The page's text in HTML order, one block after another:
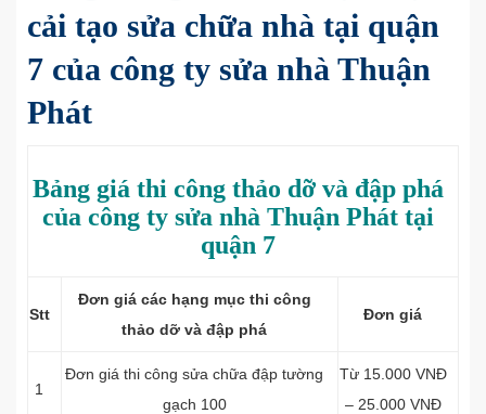
cải tạo sửa chữa nhà tại quận
7 của công ty sửa nhà Thuận
Phát
Bảng giá thi công thảo dỡ và đập phá
của công ty sửa nhà Thuận Phát tại
quận 7
Stt
Đơn giá các hạng mục thi công
thảo dỡ và đập phá
Đơn giá
1
Đơn giá thi công sửa chữa đập tường
gạch 100
Từ 15.000 VNĐ
– 25.000 VNĐ